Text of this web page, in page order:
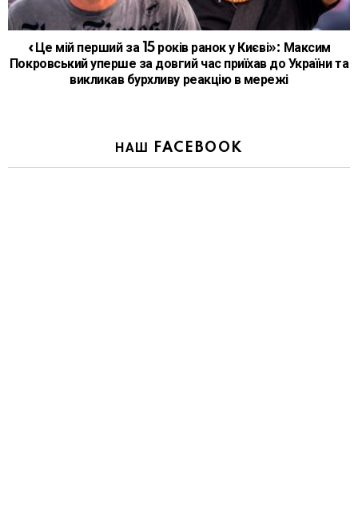
«Це мій перший за 15 років ранок у Києві»: Максим
Покровський уперше за довгий час приїхав до України та
викликав бурхливу реакцію в мережі
НАШ FACEBOOK